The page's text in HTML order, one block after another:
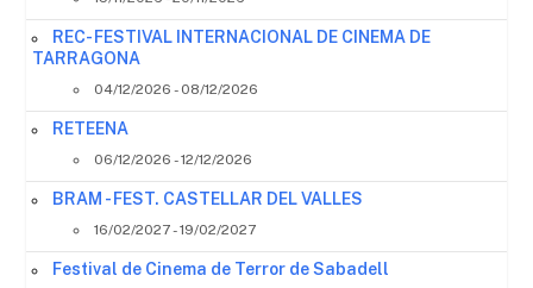
REC- FESTIVAL INTERNACIONAL DE CINEMA DE
TARRAGONA
04/12/2026 - 08/12/2026
RETEENA
06/12/2026 - 12/12/2026
BRAM - FEST. CASTELLAR DEL VALLES
16/02/2027 - 19/02/2027
Festival de Cinema de Terror de Sabadell